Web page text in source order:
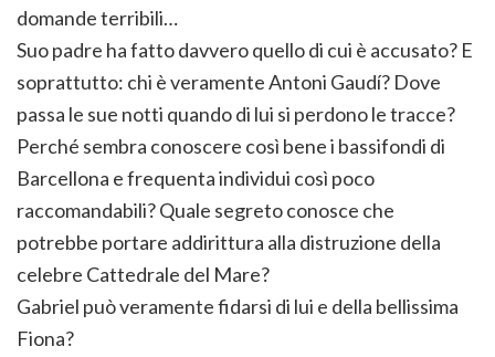
domande terribili…
Suo padre ha fatto davvero quello di cui è accusato? E
soprattutto: chi è veramente Antoni Gaudí? Dove
passa le sue notti quando di lui si perdono le tracce?
Perché sembra conoscere così bene i bassifondi di
Barcellona e frequenta individui così poco
raccomandabili? Quale segreto conosce che
potrebbe portare addirittura alla distruzione della
celebre Cattedrale del Mare?
Gabriel può veramente fidarsi di lui e della bellissima
Fiona?